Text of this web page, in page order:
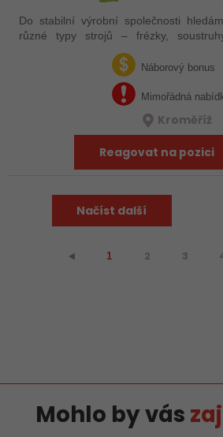
Do stabilní výrobní společnosti
různé typy strojů – frézky,
Uplatnění u nás najdou zkušení
technických oborů, kteří se…Náborový bonus
Mimořádná
Kroměříž
Reagovat na pozici
Načíst další
⯇ 1 2 3
Mohlo by vás